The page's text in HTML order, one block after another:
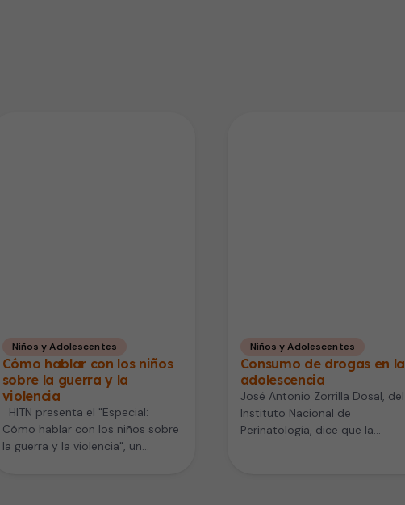
Niños y Adolescentes
Cómo hablar con los niños
sobre la guerra y la
violencia
HITN presenta el "Especial:
Cómo hablar con los niños sobre
la guerra y la violencia", un
Niños y Adolescentes
Consumo de drogas en la
adolescencia
José Antonio Zorrilla Dosal, del
Instituto Nacional de
Perinatología, dice que la